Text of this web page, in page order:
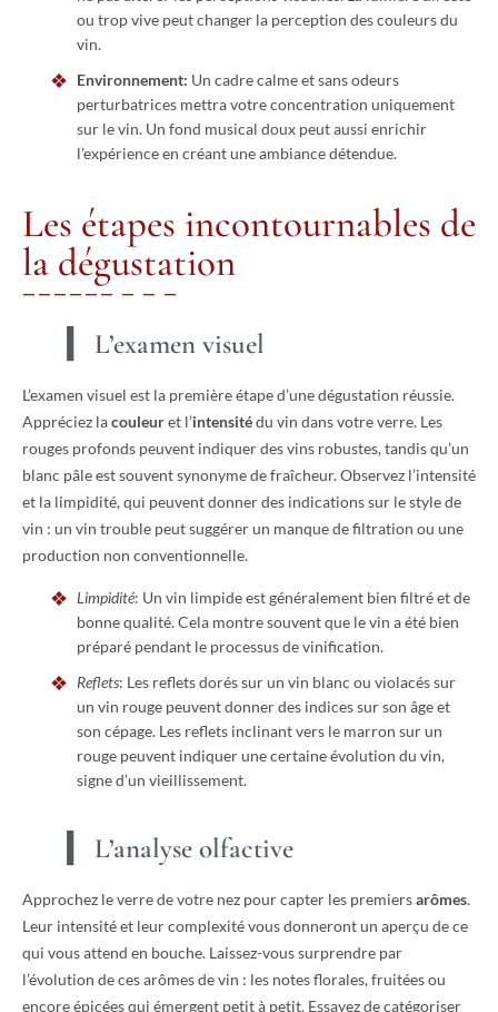
ou trop vive peut changer la perception des couleurs du
vin.
Environnement: Un cadre calme et sans odeurs
perturbatrices mettra votre concentration uniquement
sur le vin. Un fond musical doux peut aussi enrichir
l’expérience en créant une ambiance détendue.
Les étapes incontournables de
la dégustation
L’examen visuel
L’examen visuel est la première étape d’une dégustation réussie.
Appréciez lacouleuret l’intensitédu vin dans votre verre. Les
rouges profonds peuvent indiquer des vins robustes, tandis qu’un
blanc pâle est souvent synonyme de fraîcheur. Observez l’intensité
et la limpidité, qui peuvent donner des indications sur le style de
vin : un vin trouble peut suggérer un manque de filtration ou une
production non conventionnelle.
Limpidité: Un vin limpide est généralement bien filtré et de
bonne qualité. Cela montre souvent que le vin a été bien
préparé pendant le processus de vinification.
Reflets: Les reflets dorés sur un vin blanc ou violacés sur
un vin rouge peuvent donner des indices sur son âge et
son cépage. Les reflets inclinant vers le marron sur un
rouge peuvent indiquer une certaine évolution du vin,
signe d’un vieillissement.
L’analyse olfactive
Approchez le verre de votre nez pour capter les premiersarômes.
Leur intensité et leur complexité vous donneront un aperçu de ce
qui vous attend en bouche. Laissez-vous surprendre par
l’évolution de ces arômes de vin : les notes florales, fruitées ou
encore épicées qui émergent petit à petit. Essayez de catégoriser